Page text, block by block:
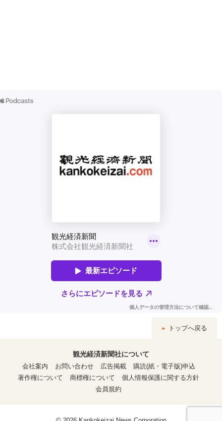
トップへ戻る
観光経済新聞社について
会社案内
お問い合わせ 広告掲載
購読(紙・電子版)申込
著作権について
商標権について
個人情報保護に関する方針
会員規約